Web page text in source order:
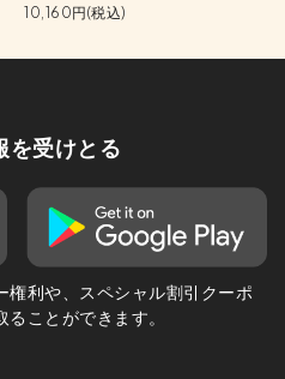
10,160円(税込)
を受けとる
権利や、スペシャル割引クーポ
ことができます。